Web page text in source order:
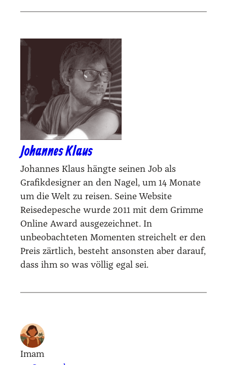
Johannes Klaus
Johannes Klaus hängte seinen Job als
Grafikdesigner an den Nagel, um 14 Monate
um die Welt zu reisen. Seine Website
Reisedepesche wurde 2011 mit dem Grimme
Online Award ausgezeichnet. In
unbeobachteten Momenten streichelt er den
Preis zärtlich, besteht ansonsten aber darauf,
dass ihm so was völlig egal sei.
Imam